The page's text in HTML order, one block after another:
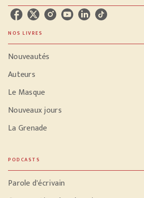
NOS LIVRES
Nouveautés
Auteurs
Le Masque
Nouveaux jours
La Grenade
PODCASTS
Parole d'écrivain